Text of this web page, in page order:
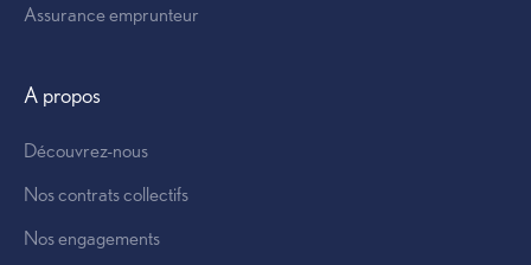
Assurance emprunteur
Contrat collectif
A propos
Découvrez-nous
Nos contrats collectifs
Nos engagements